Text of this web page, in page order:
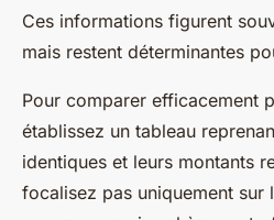
Ces informations figurent
mais restent déterminantes
Pour comparer efficacement
établissez un tableau
identiques et leurs montants
focalisez pas uniquement sur